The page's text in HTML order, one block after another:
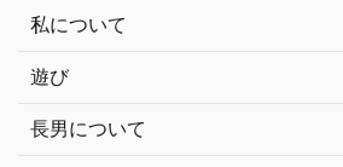
私について
遊び
長男について